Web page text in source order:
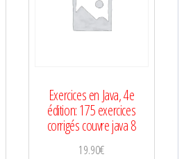
Exercices en Java, 4e
édition: 175 exercices
corrigés couvre java 8
19.90€